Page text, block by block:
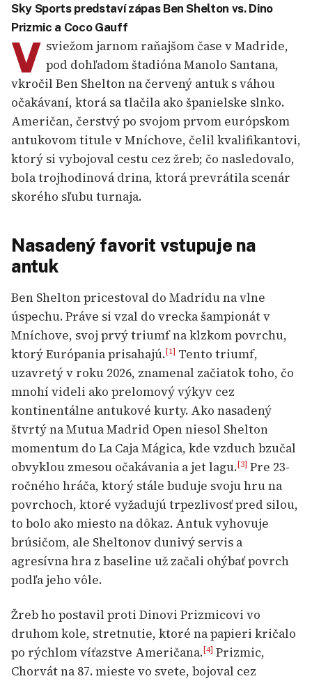
Sky Sports predstaví zápas Ben Shelton vs. Dino
Prizmic a Coco Gauff
V sviežom jarnom raňajšom čase v Madride,
pod dohľadom štadióna Manolo Santana,
vkročil Ben Shelton na červený antuk s váhou
očakávaní, ktorá sa tlačila ako španielske slnko.
Američan, čerstvý po svojom prvom európskom
antukovom titule v Mníchove, čelil kvalifikantovi,
ktorý si vybojoval cestu cez žreb; čo nasledovalo,
bola trojhodinová drina, ktorá prevrátila scenár
skorého sľubu turnaja.
Nasadený favorit vstupuje na
antuk
Ben Shelton pricestoval do Madridu na vlne
úspechu. Práve si vzal do vrecka šampionát v
Mníchove, svoj prvý triumf na klzkom povrchu,
ktorý Európania prisahajú.[1] Tento triumf,
uzavretý v roku 2026, znamenal začiatok toho, čo
mnohí videli ako prelomový výkyv cez
kontinentálne antukové kurty. Ako nasadený
štvrtý na Mutua Madrid Open niesol Shelton
momentum do La Caja Mágica, kde vzduch bzučal
obvyklou zmesou očakávania a jet lagu.[3] Pre 23-
ročného hráča, ktorý stále buduje svoju hru na
povrchoch, ktoré vyžadujú trpezlivosť pred silou,
to bolo ako miesto na dôkaz. Antuk vyhovuje
brúsičom, ale Sheltonov dunivý servis a
agresívna hra z baseline už začali ohýbať povrch
podľa jeho vôle.
Žreb ho postavil proti Dinovi Prizmicovi vo
druhom kole, stretnutie, ktoré na papieri kričalo
po rýchlom víťazstve Američana.[4] Prizmic,
Chorvát na 87. mieste vo svete, bojoval cez